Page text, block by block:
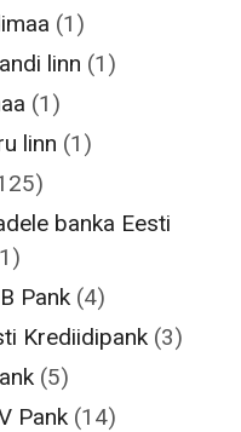
(1)
linn (1)
(1)
linn (1)
banka Eesti
Pank (4)
Krediidipank (3)
(5)
Pank (14)